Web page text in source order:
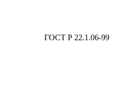
ГОСТ Р 22.1.06-99